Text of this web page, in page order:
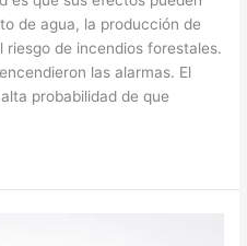
de agua, la producción de
de incendios forestales.
las alarmas. El
probabilidad de que